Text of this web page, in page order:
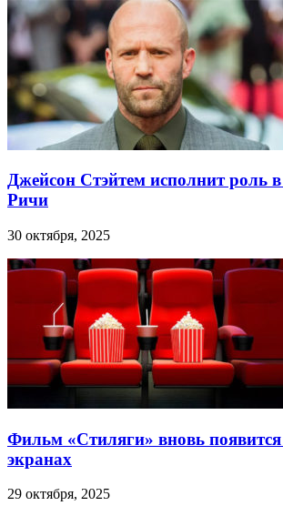
Джейсон Стэйтем исполнит роль
Ричи
30 октября, 2025
Фильм «Стиляги» вновь
экранах
29 октября, 2025